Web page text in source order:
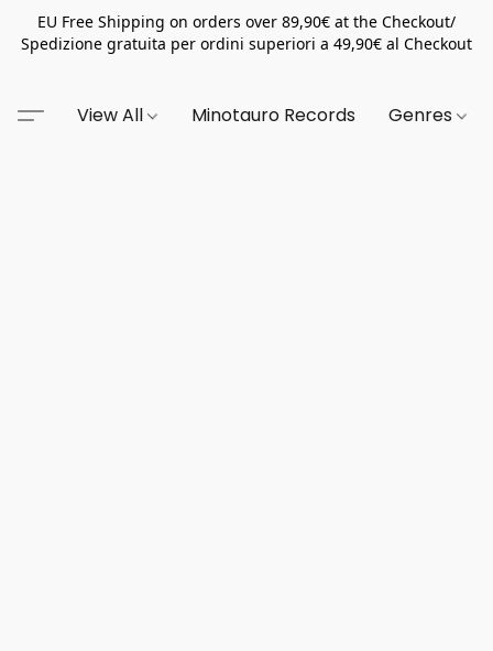
EU Free Shipping on orders over 89,90€ at the Checkout/
Spedizione gratuita per ordini superiori a 49,90€ al Checkout
View All Minotauro Records Genres